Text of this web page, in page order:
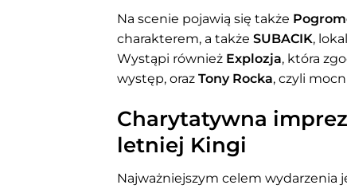
Na scenie pojawią się także
charakterem, a także SUBACIK,
Wystąpi również Explozja, która
występ, oraz Tony Rocka, czyli
Charytatywna
letniej Kingi
Najważniejszym celem wydarzenia